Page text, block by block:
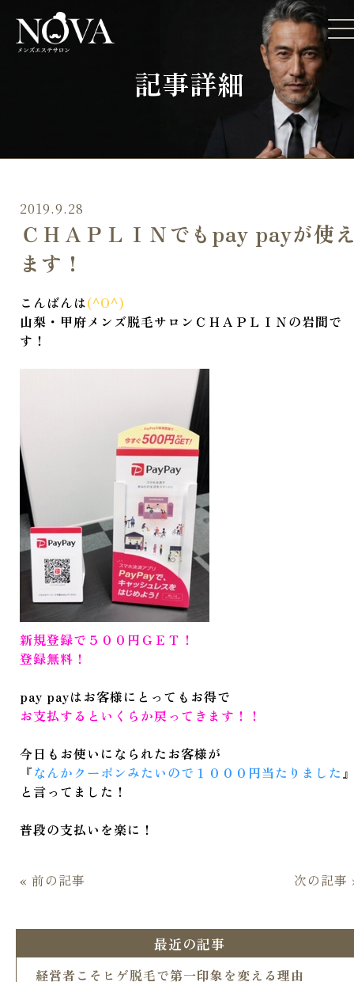
記事詳細
2019.9.28
ＣＨＡＰＬＩＮでもpay payが使
ます！
こんばんは(^O^)
山梨・甲府メンズ脱毛サロンＣＨＡＰＬＩＮの岩間で
す！
新規登録で５００円ＧＥＴ！
登録無料！
pay payはお客様にとってもお得で
お支払するといくらか戻ってきます！！
今日もお使いになられたお客様が
『なんかクーポンみたいので１０００円当たりました
と言ってました！
普段の支払いを楽に！
« 前の記事 次の記事
最近の記事
経営者こそヒゲ脱毛で第一印象を変える理由